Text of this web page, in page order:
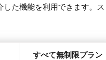
た機能を利用できます。ス
すべて無制限プラン